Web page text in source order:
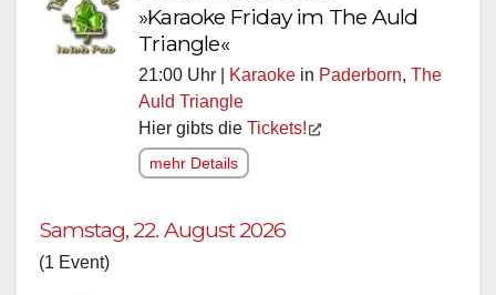
»Karaoke Friday im The Auld
Triangle«
21:00 Uhr | Karaoke in Paderborn, The
Auld Triangle
Hier gibts die Tickets!
mehr Details
Samstag, 22. August 2026
(1 Event)